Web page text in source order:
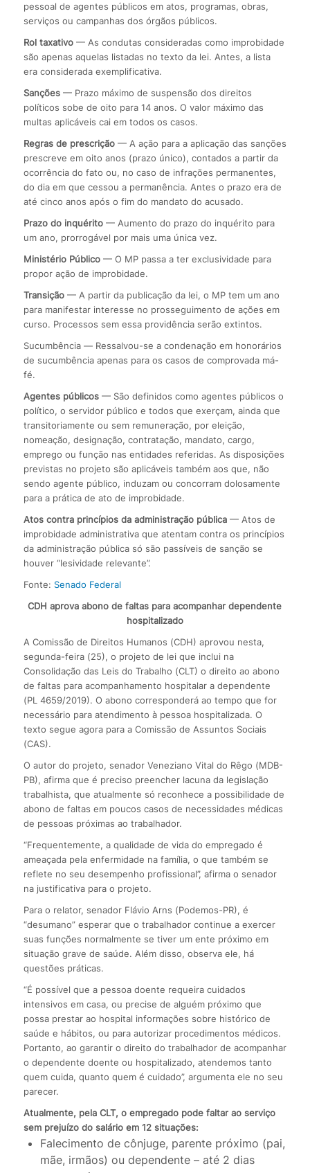
pessoal de agentes públicos em atos, programas, obras,
serviços ou campanhas dos órgãos públicos.
Rol taxativo— As condutas consideradas como improbidade
são apenas aquelas listadas no texto da lei. Antes, a lista
era considerada exemplificativa.
Sanções— Prazo máximo de suspensão dos direitos
políticos sobe de oito para 14 anos. O valor máximo das
multas aplicáveis cai em todos os casos.
Regras de prescrição— A ação para a aplicação das sanções
prescreve em oito anos (prazo único), contados a partir da
ocorrência do fato ou, no caso de infrações permanentes,
do dia em que cessou a permanência. Antes o prazo era de
até cinco anos após o fim do mandato do acusado.
Prazo do inquérito— Aumento do prazo do inquérito para
um ano, prorrogável por mais uma única vez.
Ministério Público— O MP passa a ter exclusividade para
propor ação de improbidade.
Transição — A partir da publicação da lei, o MP tem um ano
para manifestar interesse no prosseguimento de ações em
curso. Processos sem essa providência serão extintos.
Sucumbência — Ressalvou-se a condenação em honorários
de sucumbência apenas para os casos de comprovada má-
fé.
Agentes públicos— São definidos como agentes públicos o
político, o servidor público e todos que exerçam, ainda que
transitoriamente ou sem remuneração, por eleição,
nomeação, designação, contratação, mandato, cargo,
emprego ou função nas entidades referidas. As disposições
previstas no projeto são aplicáveis também aos que, não
sendo agente público, induzam ou concorram dolosamente
para a prática de ato de improbidade.
Atos contra princípios da administração pública— Atos de
improbidade administrativa que atentam contra os princípios
da administração pública só são passíveis de sanção se
houver “lesividade relevante”.
Fonte: Senado Federal
CDH aprova abono de faltas para acompanhar dependente
hospitalizado
A Comissão de Direitos Humanos (CDH) aprovou nesta,
segunda-feira (25), o projeto de lei que inclui na
Consolidação das Leis do Trabalho (CLT) o direito ao abono
de faltas para acompanhamento hospitalar a dependente
(PL 4659/2019). O abono corresponderá ao tempo que for
necessário para atendimento à pessoa hospitalizada. O
texto segue agora para a Comissão de Assuntos Sociais
(CAS).
O autor do projeto, senador Veneziano Vital do Rêgo (MDB-
PB), afirma que é preciso preencher lacuna da legislação
trabalhista, que atualmente só reconhece a possibilidade de
abono de faltas em poucos casos de necessidades médicas
de pessoas próximas ao trabalhador.
“Frequentemente, a qualidade de vida do empregado é
ameaçada pela enfermidade na família, o que também se
reflete no seu desempenho profissional”, afirma o senador
na justificativa para o projeto.
Para o relator, senador Flávio Arns (Podemos-PR), é
“desumano” esperar que o trabalhador continue a exercer
suas funções normalmente se tiver um ente próximo em
situação grave de saúde. Além disso, observa ele, há
questões práticas.
“É possível que a pessoa doente requeira cuidados
intensivos em casa, ou precise de alguém próximo que
possa prestar ao hospital informações sobre histórico de
saúde e hábitos, ou para autorizar procedimentos médicos.
Portanto, ao garantir o direito do trabalhador de acompanhar
o dependente doente ou hospitalizado, atendemos tanto
quem cuida, quanto quem é cuidado”, argumenta ele no seu
parecer.
Atualmente, pela CLT, o empregado pode faltar ao serviço
sem prejuízo do salário em 12 situações:
Falecimento de cônjuge, parente próximo (pai,
mãe, irmãos) ou dependente – até 2 dias